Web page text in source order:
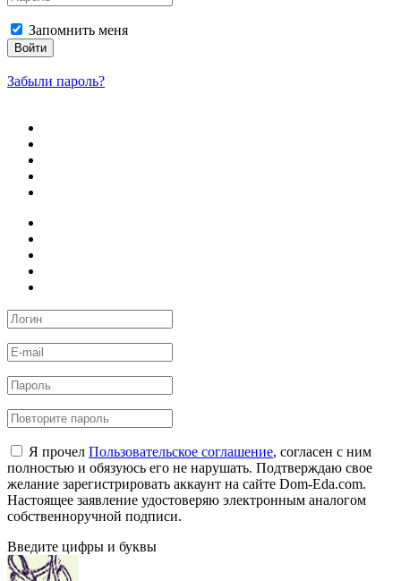
Запомнить меня
Войти
Забыли пароль?
Я прочел Пользовательское соглашение, согласен с ним
полностью и обязуюсь его не нарушать. Подтверждаю свое
желание зарегистрировать аккаунт на сайте Dom-Eda.com.
Настоящее заявление удостоверяю электронным аналогом
собственноручной подписи.
Введите цифры и буквы